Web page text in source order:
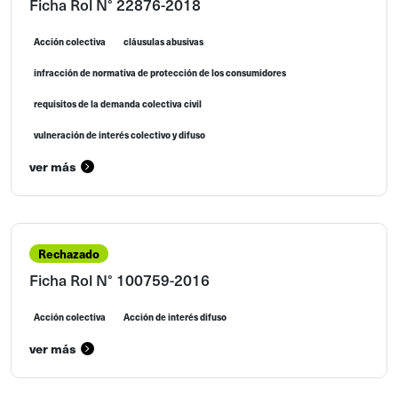
Ficha Rol N° 22876-2018
Acción colectiva cláusulas abusivas
infracción de normativa de protección de los consumidores
requisitos de la demanda colectiva civil
vulneración de interés colectivo y difuso
ver más
Rechazado
Ficha Rol N° 100759-2016
Acción colectiva Acción de interés difuso
ver más